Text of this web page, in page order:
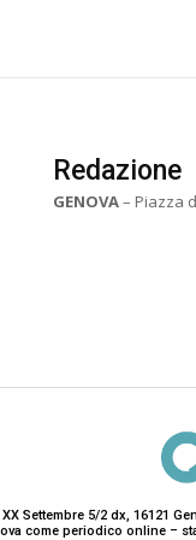
Redazione
GENOVA– Piazza
Settembre 5/2 dx, 16121
come periodico online –